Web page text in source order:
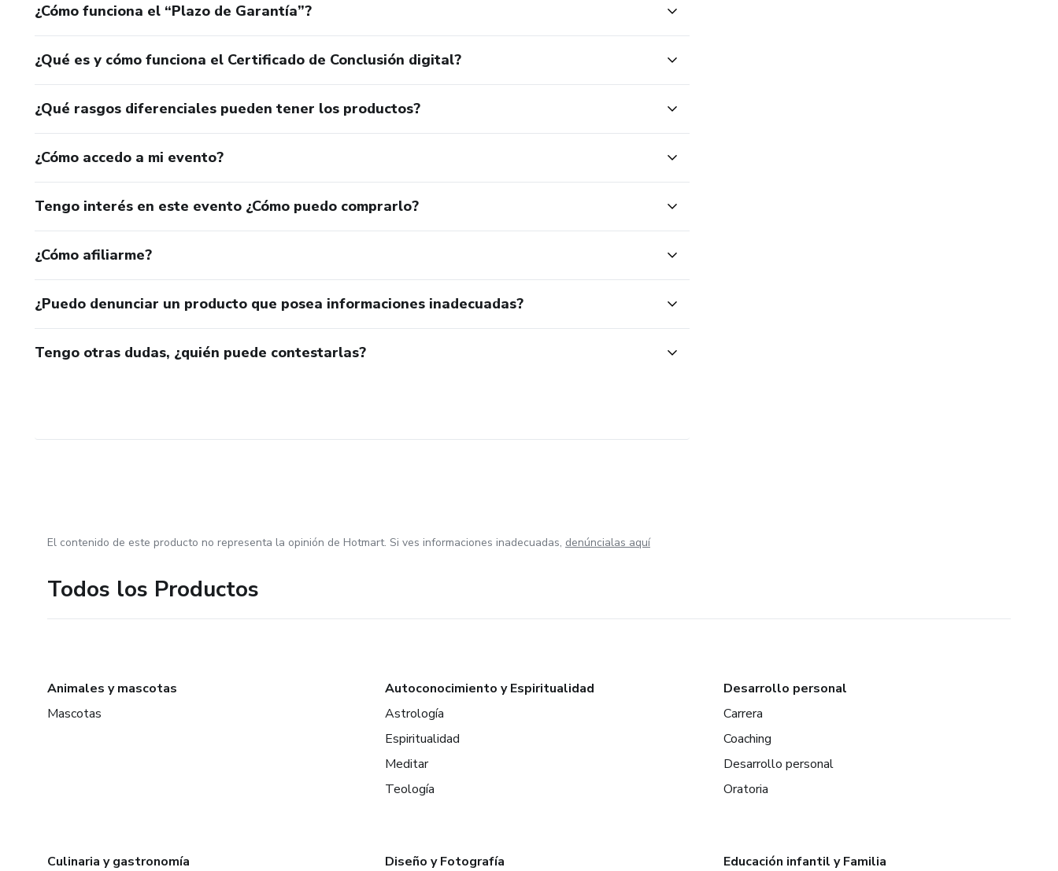
¿Cómo funciona el “Plazo de Garantía”?
¿Qué es y cómo funciona el Certificado de Conclusión digital?
¿Qué rasgos diferenciales pueden tener los productos?
¿Cómo accedo a mi evento?
Tengo interés en este evento ¿Cómo puedo comprarlo?
¿Cómo afiliarme?
¿Puedo denunciar un producto que posea informaciones inadecuadas?
Tengo otras dudas, ¿quién puede contestarlas?
El contenido de este producto no representa la opinión de Hotmart. Si ves informaciones inadecuadas, denúncialas aquí
Todos los Productos
Animales y mascotas
Mascotas
Autoconocimiento y Espiritualidad
Astrología
Espiritualidad
Meditar
Teología
Desarrollo personal
Carrera
Coaching
Desarrollo personal
Oratoria
Culinaria y gastronomía
Diseño y Fotografía
Educación infantil y Familia